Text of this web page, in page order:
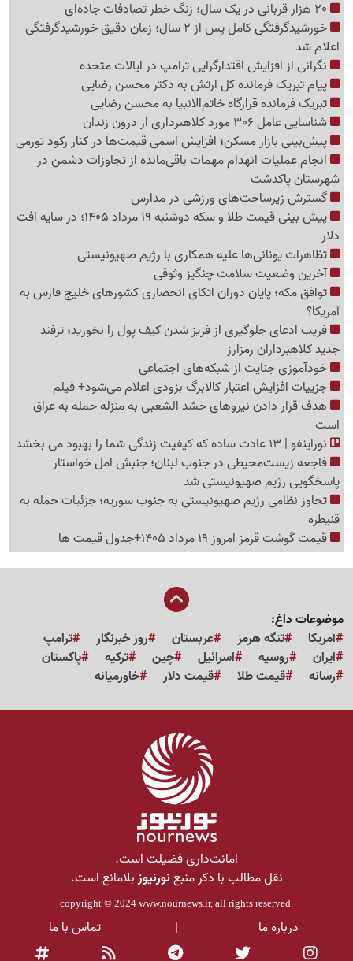
خورشیدگرفتگی کامل پس از 2 سال؛ زمان دقیق خورشیدگرفتگی
اعلام شد
نگرانی از افزایش اقتدارگرایی ترامپ در ایالات متحده
پیام تبریک فرمانده کل ارتش به دکتر محسن رضایی
تبریک فرمانده قرارگاه خاتم‌الانبیا به محسن رضایی
شناسایی عامل 306 مورد کلاهبرداری از درون زندان
پیش‌بینی بازار مسکن؛ افزایش اسمی قیمت‌ها در کنار رکود تورمی
انجام عملیات انهدام مهمات باقی‌مانده از تجاوزات دشمن در
شهرستان پاکدشت
گسترش زیرساخت‌های ورزشی در مدارس
پیش بینی قیمت طلا و سکه دوشنبه 19 مرداد 1405؛ در سایه افت
دلار
تظاهرات یونانی‌ها علیه همکاری با رژیم صهیونیستی
آخرین وضعیت سلامت چنگیز وثوقی
توافق مکه؛ پایان دوران اتکای انحصاری کشورهای خلیج فارس به
آمریکا؟
فریب ادعای جلوگیری از فریز شدن کیف پول را نخورید؛ ترفند
جدید کلاهبرداران رمزارز
خودآموزی جنایت از شبکه‌های اجتماعی
جزییات افزایش اعتبار کالابرگ بزودی اعلام می‌شود+ فیلم
هدف قرار دادن نیروهای حشد الشعبی به منزله حمله به عراق
است
نوراینفو | 13 عادت ساده که کیفیت زندگی شما را بهبود می بخشد
فاجعه زیست‌محیطی در جنوب لبنان؛ جنبش امل خواستار
پاسخگویی رژیم صهیونیستی شد
تجاوز نظامی رژیم صهیونیستی به جنوب سوریه؛ جزئیات حمله به
قنیطره
قیمت گوشت قرمز امروز 19 مرداد 1405+جدول قیمت ها
موضوعات داغ:
آمریکا
تنگه هرمز عربستان روز خبرنگار
ترامپ
ایران
روسیه اسرائیل چین ترکیه
پاکستان
رسانه
قیمت طلا قیمت دلار خاورمیانه
امانت‌داری فضیلت است.
نقل مطالب با ذکر منبعنورنیوزبلامانع است.
copyright © 2024 www.nournews.ir, all rights reserved.
درباره ما | تماس با ما